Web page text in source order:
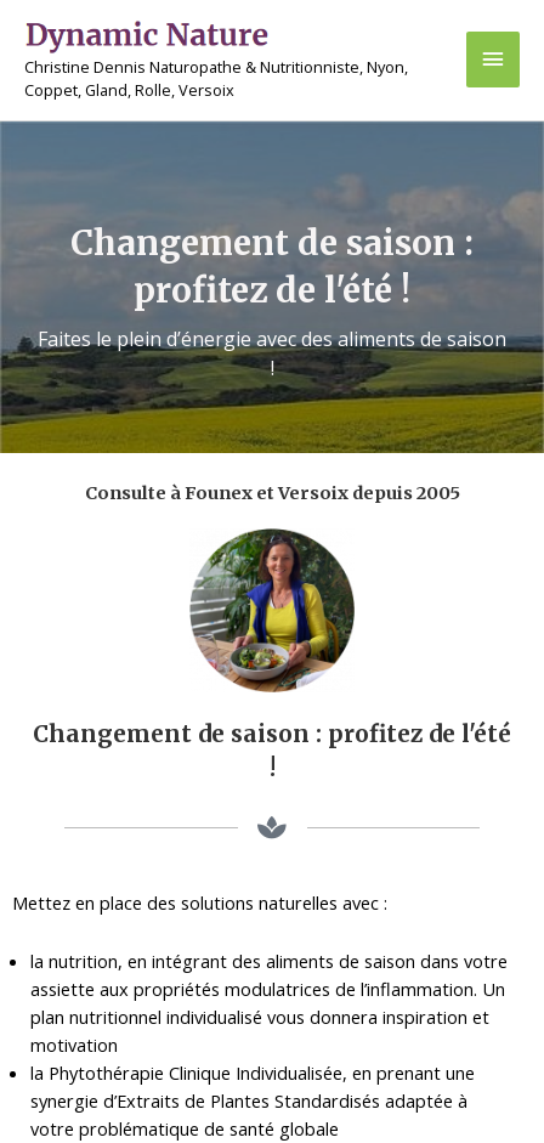
contenu
Christine Dennis Naturopathe & Nutritionniste, Nyon,
Coppet, Gland, Rolle, Versoix
Changement de saison :
profitez de l'été !
Faites le plein d’énergie avec des aliments de saison
!
Consulte à Founex et Versoix depuis 2005
Changement de saison : profitez de l'été
!
Mettez en place des solutions naturelles avec :
la nutrition, en intégrant des aliments de saison dans votre
assiette aux propriétés modulatrices de l’inflammation. Un
plan nutritionnel individualisé vous donnera inspiration et
motivation
la Phytothérapie Clinique Individualisée, en prenant une
synergie d’Extraits de Plantes Standardisés adaptée à
votre problématique de santé globale